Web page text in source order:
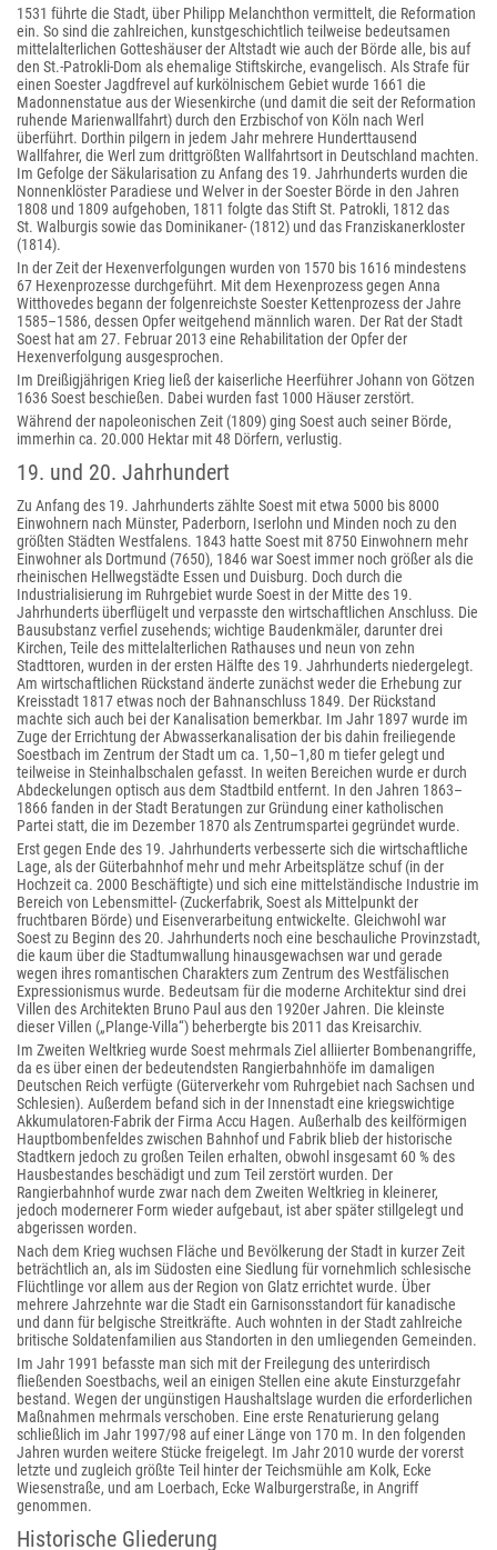
1531 führte die Stadt, über Philipp Melanchthon vermittelt, die Reformation
ein. So sind die zahlreichen, kunstgeschichtlich teilweise bedeutsamen
mittelalterlichen Gotteshäuser der Altstadt wie auch der Börde alle, bis auf
den St.-Patrokli-Dom als ehemalige Stiftskirche, evangelisch. Als Strafe für
einen Soester Jagdfrevel auf kurkölnischem Gebiet wurde 1661 die
Madonnenstatue aus der Wiesenkirche (und damit die seit der Reformation
ruhende Marienwallfahrt) durch den Erzbischof von Köln nach Werl
überführt. Dorthin pilgern in jedem Jahr mehrere Hunderttausend
Wallfahrer, die Werl zum drittgrößten Wallfahrtsort in Deutschland machten.
Im Gefolge der Säkularisation zu Anfang des 19. Jahrhunderts wurden die
Nonnenklöster Paradiese und Welver in der Soester Börde in den Jahren
1808 und 1809 aufgehoben, 1811 folgte das Stift St. Patrokli, 1812 das
St. Walburgis sowie das Dominikaner- (1812) und das Franziskanerkloster
(1814).
In der Zeit der Hexenverfolgungen wurden von 1570 bis 1616 mindestens
67 Hexenprozesse durchgeführt. Mit dem Hexenprozess gegen Anna
Witthovedes begann der folgenreichste Soester Kettenprozess der Jahre
1585–1586, dessen Opfer weitgehend männlich waren. Der Rat der Stadt
Soest hat am 27. Februar 2013 eine Rehabilitation der Opfer der
Hexenverfolgung ausgesprochen.
Im Dreißigjährigen Krieg ließ der kaiserliche Heerführer Johann von Götzen
1636 Soest beschießen. Dabei wurden fast 1000 Häuser zerstört.
Während der napoleonischen Zeit (1809) ging Soest auch seiner Börde,
immerhin ca. 20.000 Hektar mit 48 Dörfern, verlustig.
19. und 20. Jahrhundert
Zu Anfang des 19. Jahrhunderts zählte Soest mit etwa 5000 bis 8000
Einwohnern nach Münster, Paderborn, Iserlohn und Minden noch zu den
größten Städten Westfalens. 1843 hatte Soest mit 8750 Einwohnern mehr
Einwohner als Dortmund (7650), 1846 war Soest immer noch größer als die
rheinischen Hellwegstädte Essen und Duisburg. Doch durch die
Industrialisierung im Ruhrgebiet wurde Soest in der Mitte des 19.
Jahrhunderts überflügelt und verpasste den wirtschaftlichen Anschluss. Die
Bausubstanz verfiel zusehends; wichtige Baudenkmäler, darunter drei
Kirchen, Teile des mittelalterlichen Rathauses und neun von zehn
Stadttoren, wurden in der ersten Hälfte des 19. Jahrhunderts niedergelegt.
Am wirtschaftlichen Rückstand änderte zunächst weder die Erhebung zur
Kreisstadt 1817 etwas noch der Bahnanschluss 1849. Der Rückstand
machte sich auch bei der Kanalisation bemerkbar. Im Jahr 1897 wurde im
Zuge der Errichtung der Abwasserkanalisation der bis dahin freiliegende
Soestbach im Zentrum der Stadt um ca. 1,50–1,80 m tiefer gelegt und
teilweise in Steinhalbschalen gefasst. In weiten Bereichen wurde er durch
Abdeckelungen optisch aus dem Stadtbild entfernt. In den Jahren 1863–
1866 fanden in der Stadt Beratungen zur Gründung einer katholischen
Partei statt, die im Dezember 1870 als Zentrumspartei gegründet wurde.
Erst gegen Ende des 19. Jahrhunderts verbesserte sich die wirtschaftliche
Lage, als der Güterbahnhof mehr und mehr Arbeitsplätze schuf (in der
Hochzeit ca. 2000 Beschäftigte) und sich eine mittelständische Industrie im
Bereich von Lebensmittel- (Zuckerfabrik, Soest als Mittelpunkt der
fruchtbaren Börde) und Eisenverarbeitung entwickelte. Gleichwohl war
Soest zu Beginn des 20. Jahrhunderts noch eine beschauliche Provinzstadt,
die kaum über die Stadtumwallung hinausgewachsen war und gerade
wegen ihres romantischen Charakters zum Zentrum des Westfälischen
Expressionismus wurde. Bedeutsam für die moderne Architektur sind drei
Villen des Architekten Bruno Paul aus den 1920er Jahren. Die kleinste
dieser Villen („Plange-Villa“) beherbergte bis 2011 das Kreisarchiv.
Im Zweiten Weltkrieg wurde Soest mehrmals Ziel alliierter Bombenangriffe,
da es über einen der bedeutendsten Rangierbahnhöfe im damaligen
Deutschen Reich verfügte (Güterverkehr vom Ruhrgebiet nach Sachsen und
Schlesien). Außerdem befand sich in der Innenstadt eine kriegswichtige
Akkumulatoren-Fabrik der Firma Accu Hagen. Außerhalb des keilförmigen
Hauptbombenfeldes zwischen Bahnhof und Fabrik blieb der historische
Stadtkern jedoch zu großen Teilen erhalten, obwohl insgesamt 60 % des
Hausbestandes beschädigt und zum Teil zerstört wurden. Der
Rangierbahnhof wurde zwar nach dem Zweiten Weltkrieg in kleinerer,
jedoch modernerer Form wieder aufgebaut, ist aber später stillgelegt und
abgerissen worden.
Nach dem Krieg wuchsen Fläche und Bevölkerung der Stadt in kurzer Zeit
beträchtlich an, als im Südosten eine Siedlung für vornehmlich schlesische
Flüchtlinge vor allem aus der Region von Glatz errichtet wurde. Über
mehrere Jahrzehnte war die Stadt ein Garnisonsstandort für kanadische
und dann für belgische Streitkräfte. Auch wohnten in der Stadt zahlreiche
britische Soldatenfamilien aus Standorten in den umliegenden Gemeinden.
Im Jahr 1991 befasste man sich mit der Freilegung des unterirdisch
fließenden Soestbachs, weil an einigen Stellen eine akute Einsturzgefahr
bestand. Wegen der ungünstigen Haushaltslage wurden die erforderlichen
Maßnahmen mehrmals verschoben. Eine erste Renaturierung gelang
schließlich im Jahr 1997/98 auf einer Länge von 170 m. In den folgenden
Jahren wurden weitere Stücke freigelegt. Im Jahr 2010 wurde der vorerst
letzte und zugleich größte Teil hinter der Teichsmühle am Kolk, Ecke
Wiesenstraße, und am Loerbach, Ecke Walburgerstraße, in Angriff
genommen.
Historische Gliederung